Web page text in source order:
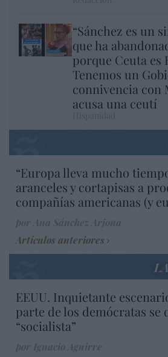
“Sánchez es un
que ha
porque Ceuta es
Tenemos un
connivencia con
acusa una ceutí
“Europa lleva mucho
aranceles y cortapisas a
compañías americanas (y
Artículos anteriores
EEUU. Inquietante
parte de los demócratas se
“socialista”